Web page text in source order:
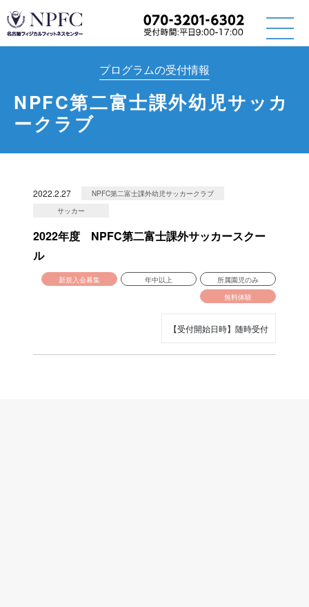
プログラムの受付情報
NPFC第二富士課外幼児サッカ
ークラブ
2022.2.27
NPFC第二富士課外幼児サッカークラブ
サッカー
2022年度 NPFC第二富士課外サッカースクー
ル
所属園児のみ
年中以上
新規入会募集
無料体験
【受付開始日時】随時受付